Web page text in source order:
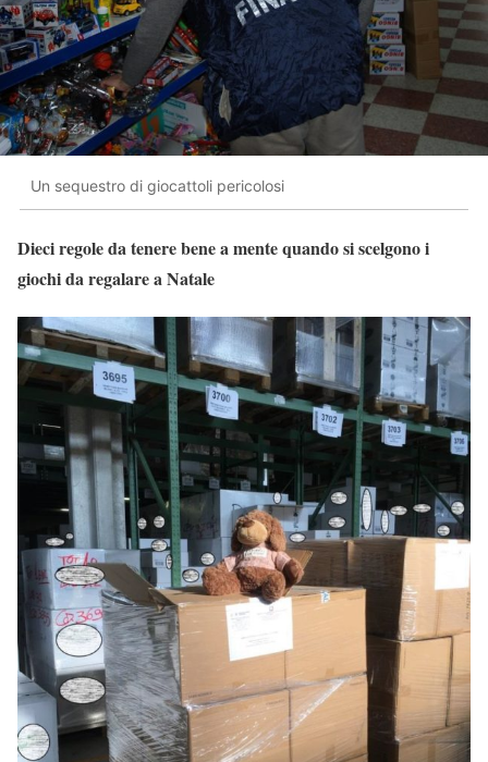
Un sequestro di giocattoli pericolosi
Dieci regole da tenere bene a mente quando si scelgono i
giochi da regalare a Natale